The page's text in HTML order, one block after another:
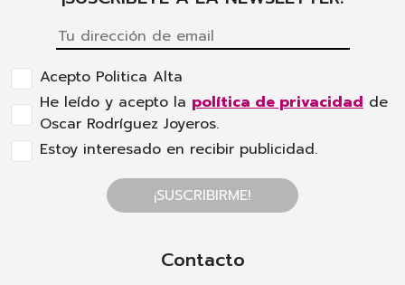
Acepto Politica Alta
He leído y acepto la política de privacidad de
Oscar Rodríguez Joyeros.
Estoy interesado en recibir publicidad.
¡SUSCRIBIRME!
Contacto